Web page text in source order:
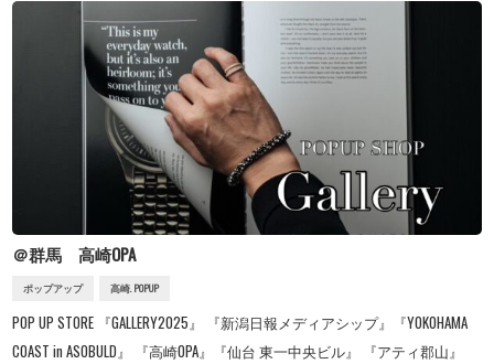
＠群馬 高崎OPA
ポップアップ 高崎. POPUP
POP UP STORE 『GALLERY2025』 『新潟日報メディアシップ』『YOKOHAMA
COAST in ASOBULD』 『高崎OPA』『仙台 東一中央ビル』 『アティ郡山』